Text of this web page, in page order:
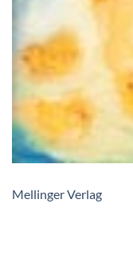
Mellinger Verlag